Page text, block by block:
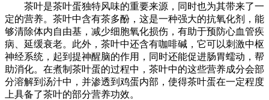
茶叶是茶叶蛋独特风味的重要来源，同时也为其带来了一
定的营养。茶叶中含有茶多酚，这是一种强大的抗氧化剂，能
够清除体内自由基，减少细胞氧化损伤，有助于预防心血管疾
病、延缓衰老。此外，茶叶中还含有咖啡碱，它可以刺激中枢
神经系统，起到提神醒脑的作用，同时还能促进肠胃蠕动，帮
助消化。在煮制茶叶蛋的过程中，茶叶中的这些营养成分会部
分溶解到汤汁中，并渗透到鸡蛋内部，使得茶叶蛋在一定程度
上具备了茶叶的部分营养功效。